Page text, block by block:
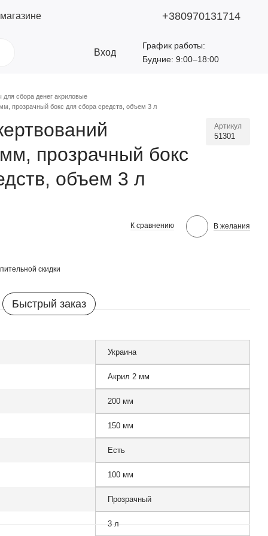
+380970131714
Вход
График работы:
Будние: 9:00–18:00
для сбора денег акриловые
прозрачный бокс для сбора средств, объем 3 л
прозрачный бокс
объем 3 л
Артикул
51301
К сравнению В желания
скидки
Быстрый заказ
Украина
Акрил 2 мм
200 мм
150 мм
Есть
100 мм
Прозрачный
3 л